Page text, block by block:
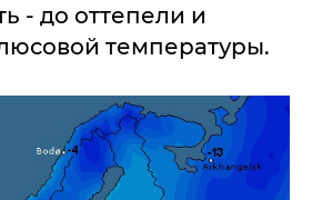
- до оттепели и
температуры.